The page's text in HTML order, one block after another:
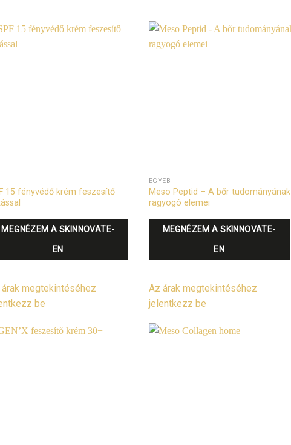
15 fényvédő krém feszesítő
MEGNÉZEM A SKINNOVATE-
EN
megtekintéséhez
be
EGYÉB
Meso Peptid – A bőr tudományának
ragyogó elemei
MEGNÉZEM A SKINNOVATE-
EN
Az árak megtekintéséhez
jelentkezz be